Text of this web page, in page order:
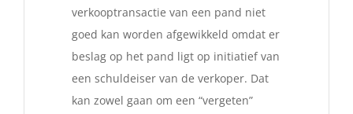
verkooptransactie van een pand niet
goed kan worden afgewikkeld omdat er
beslag op het pand ligt op initiatief van
een schuldeiser van de verkoper. Dat
kan zowel gaan om een “vergeten”